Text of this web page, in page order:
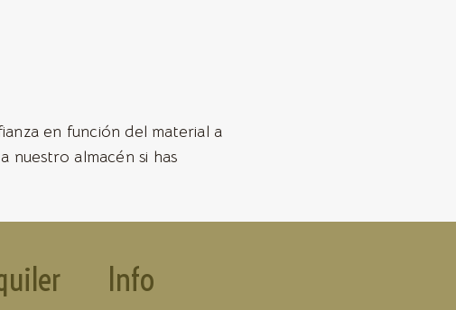
en función del material a
nuestro almacén si has
Info